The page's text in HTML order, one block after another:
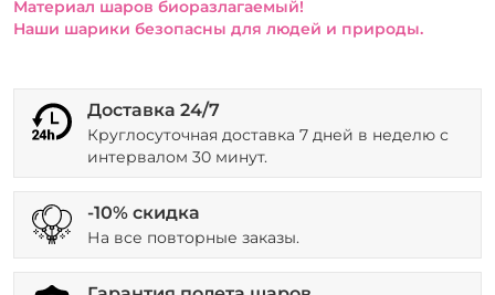
Материал шаров биоразлагаемый!
Наши шарики безопасны для людей и природы.
Доставка 24/7
Круглосуточная доставка 7 дней в неделю с
интервалом 30 минут.
-10% скидка
На все повторные заказы.